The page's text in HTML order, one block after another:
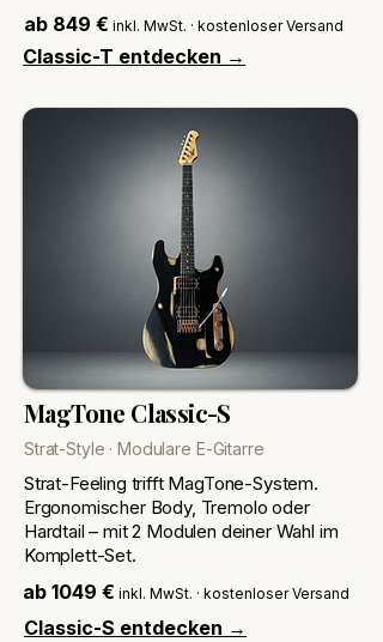
ab 849 € inkl. MwSt. · kostenloser Versand
Classic-T entdecken →
MagTone Classic-S
Strat-Style · Modulare E-Gitarre
Strat-Feeling trifft MagTone-System.
Ergonomischer Body, Tremolo oder
Hardtail – mit 2 Modulen deiner Wahl im
Komplett-Set.
ab 1049 € inkl. MwSt. · kostenloser Versand
Classic-S entdecken →